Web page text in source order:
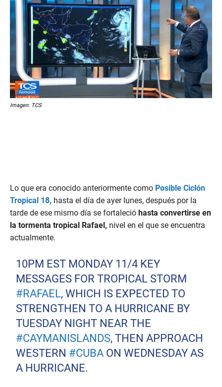
Imagen: TCS
Lo que era conocido anteriormente como Posible Ciclón
Tropical 18, hasta el día de ayer lunes, después por la
tarde de ese mismo día se fortaleció hasta convertirse en
la tormenta tropical Rafael, nivel en el que se encuentra
actualmente.
10PM EST MONDAY 11/4 KEY
MESSAGES FOR TROPICAL STORM
#RAFAEL, WHICH IS EXPECTED TO
STRENGTHEN TO A HURRICANE BY
TUESDAY NIGHT NEAR THE
#CAYMANISLANDS, THEN APPROACH
WESTERN #CUBA ON WEDNESDAY AS
A HURRICANE.